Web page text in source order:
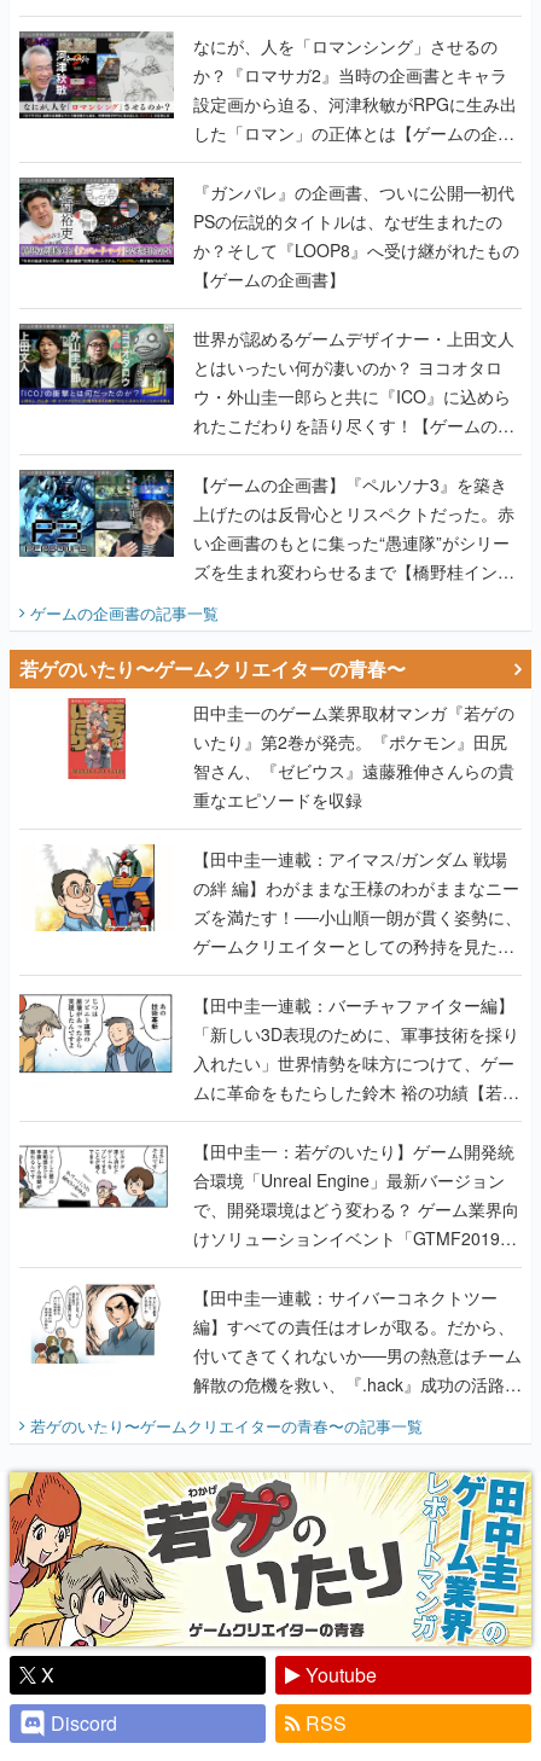
書】
なにが、人を「ロマンシング」させるの
か？『ロマサガ2』当時の企画書とキャラ
設定画から迫る、河津秋敏がRPGに生み出
した「ロマン」の正体とは【ゲームの企画
書】
『ガンパレ』の企画書、ついに公開━初代
PSの伝説的タイトルは、なぜ生まれたの
か？そして『LOOP8』へ受け継がれたもの
【ゲームの企画書】
世界が認めるゲームデザイナー・上田文人
とはいったい何が凄いのか？ ヨコオタロ
ウ・外山圭一郎らと共に『ICO』に込めら
れたこだわりを語り尽くす！【ゲームの企
画書】
【ゲームの企画書】『ペルソナ3』を築き
上げたのは反骨心とリスペクトだった。赤
い企画書のもとに集った“愚連隊”がシリー
ズを生まれ変わらせるまで【橋野桂インタ
ゲームの企画書の記事一覧
若ゲのいたり〜ゲームクリエイターの青春〜
田中圭一のゲーム業界取材マンガ『若ゲの
いたり』第2巻が発売。『ポケモン』田尻
智さん、『ゼビウス』遠藤雅伸さんらの貴
重なエピソードを収録
【田中圭一連載：アイマス/ガンダム 戦場
の絆 編】わがままな王様のわがままなニー
ズを満たす！──小山順一朗が貫く姿勢に、
ゲームクリエイターとしての矜持を見た
【若ゲのいたり最終回】
【田中圭一連載：バーチャファイター編】
「新しい3D表現のために、軍事技術を採り
入れたい」世界情勢を味方につけて、ゲー
ムに革命をもたらした鈴木 裕の功績【若ゲ
のいたり】
【田中圭一：若ゲのいたり】ゲーム開発統
合環境「Unreal Engine」最新バージョン
で、開発環境はどう変わる？ ゲーム業界向
けソリューションイベント「GTMF2019」
に行って、より理解を深めよう【PR】
【田中圭一連載：サイバーコネクトツー
編】すべての責任はオレが取る。だから、
付いてきてくれないか──男の熱意はチーム
解散の危機を救い、『.hack』成功の活路を
『少年ジャンプ』色だった【若ゲのいた
り】
若ゲのいたり〜ゲームクリエイターの青春〜の記事一覧
X
Youtube
Discord
RSS